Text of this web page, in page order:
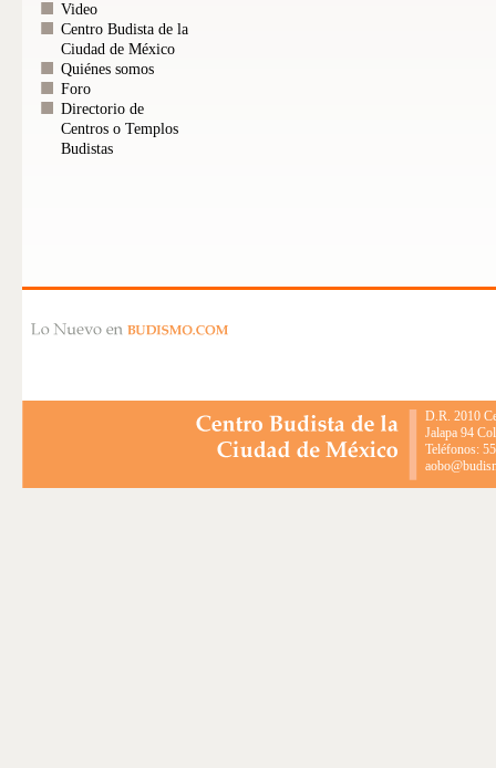
Video
Centro Budista de la
Ciudad de México
Quiénes somos
Foro
Directorio de
Centros o Templos
Budistas
D.R. 2010
Jalapa 94
Teléfonos: